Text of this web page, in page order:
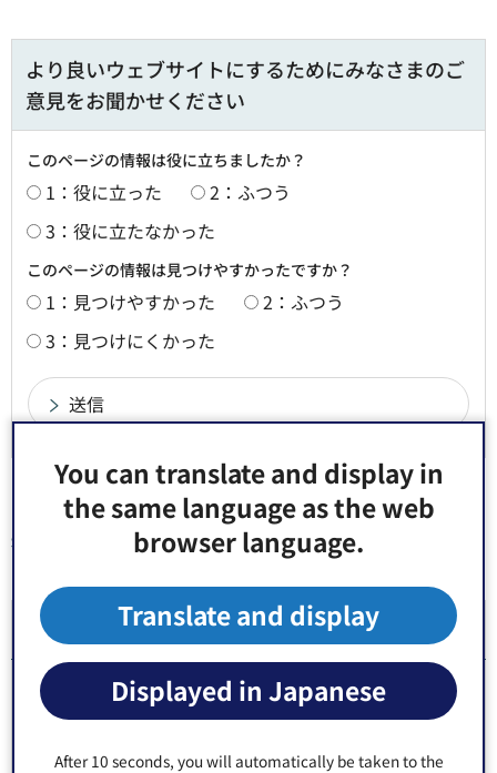
You can translate and display in
the same language as the web
browser language.
Translate and display
Displayed in Japanese
After 10 seconds, you will automatically be taken to the
より良いウェブサイトにするためにみなさまのご
意見をお聞かせください
このページの情報は役に立ちましたか？
1：役に立った
2：ふつう
3：役に立たなかった
このページの情報は見つけやすかったですか？
1：見つけやすかった
2：ふつう
3：見つけにくかった
地域密着型サービス運営委員会
令和7年度第2回地域密着型サービス運営委員会
令和7年度第1回地域密着型サービス運営委員会